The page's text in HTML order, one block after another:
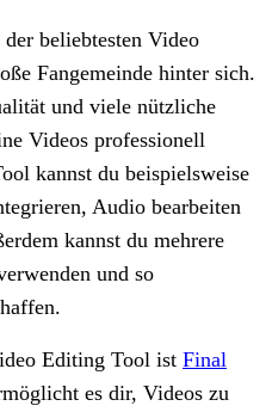
der beliebtesten Video
Fangemeinde hinter sich.
und viele nützliche
Videos professionell
kannst du beispielsweise
Audio bearbeiten
kannst du mehrere
und so
Editing Tool ist Final
es dir, Videos zu